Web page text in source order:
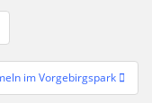
im Vorgebirgspark